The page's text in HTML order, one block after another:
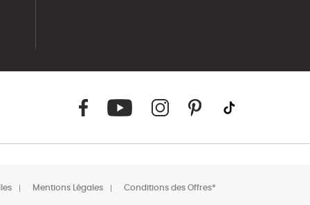
Mentions Légales Conditions des Offres*